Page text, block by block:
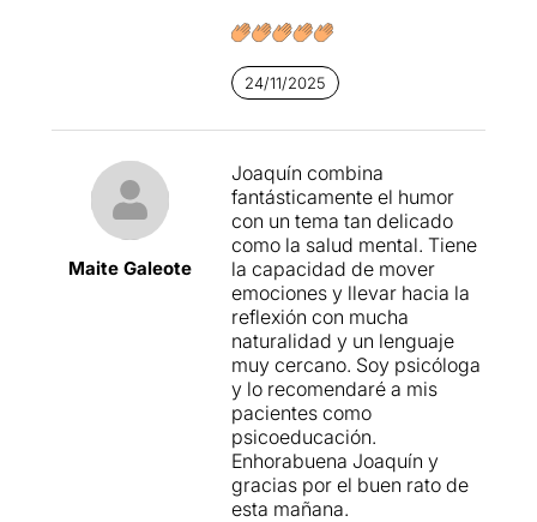
24/11/2025
Maite Galeote
Joaquín combina
fantásticamente el humor
con un tema tan delicado
como la salud mental. Tiene
la capacidad de mover
emociones y llevar hacia la
reflexión con mucha
naturalidad y un lenguaje
muy cercano. Soy psicóloga
y lo recomendaré a mis
pacientes como
psicoeducación.
Enhorabuena Joaquín y
gracias por el buen rato de
esta mañana.